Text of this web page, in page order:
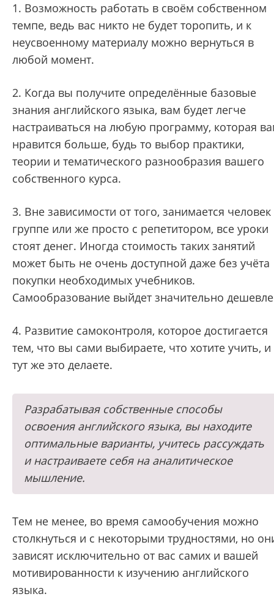
1. Возможность работать в своём собственном
темпе, ведь вас никто не будет торопить, и к
неусвоенному материалу можно вернуться в
любой момент.
2. Когда вы получите определённые базовые
знания английского языка, вам будет легче
настраиваться на любую программу, которая
нравится больше, будь то выбор практики,
теории и тематического разнообразия вашего
собственного курса.
3. Вне зависимости от того, занимается человек
группе или же просто с репетитором, все уроки
стоят денег. Иногда стоимость таких занятий
может быть не очень доступной даже без учёта
покупки необходимых учебников.
Самообразование выйдет значительно
4. Развитие самоконтроля, которое достигается
тем, что вы сами выбираете, что хотите учить, и
тут же это делаете.
Разрабатывая собственные способы
освоения английского языка, вы находите
оптимальные варианты, учитесь рассуждать
и настраиваете себя на аналитическое
мышление.
Тем не менее, во время самообучения можно
столкнуться и с некоторыми трудностями, но
зависят исключительно от вас самих и вашей
мотивированности к изучению английского
языка.